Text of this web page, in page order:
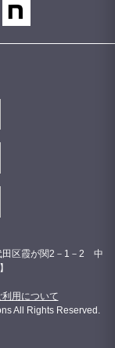
区霞が関2－1－2 中
】
用について
All Rights Reserved.